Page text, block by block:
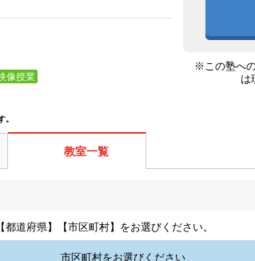
像授業
。
※この塾へ
は
教室一覧
道府県】【市区町村】をお選びください。